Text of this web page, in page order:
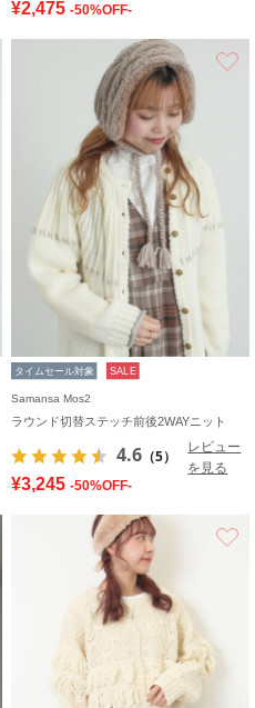
¥2,475 -50%OFF-
タイムセール対象 SALE
Samansa Mos2
ラウンド切替ステッチ前後2WAYニット
4.6 （5）
レビュー
を見る
¥3,245 -50%OFF-